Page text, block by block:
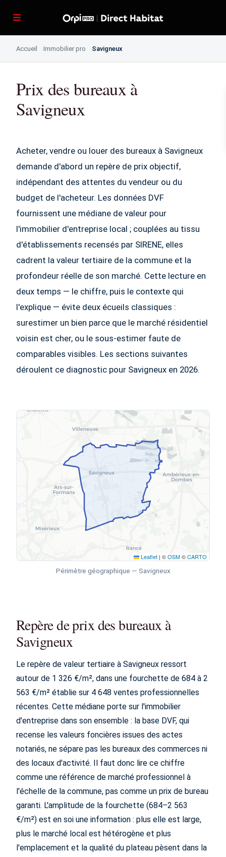
Accueil Immobilier pro Savigneux
Prix des bureaux à
Savigneux
Acheter, vendre ou louer des bureaux à Savigneux
demande d'abord un repère de prix objectif,
indépendant des attentes du vendeur ou du
budget de l'acheteur. Les données DVF
fournissent une médiane de valeur pour
l'immobilier d'entreprise local ; couplées au tissu
d'établissements recensés par SIRENE, elles
cadrent la valeur tertiaire de la commune et la
profondeur réelle de son marché. Cette lecture en
deux temps — le chiffre, puis le contexte qui
l'explique — évite deux écueils classiques :
surestimer un bien parce que le marché résidentiel
voisin est cher, ou le sous-estimer faute de
comparables visibles. Les sections suivantes
déroulent ce diagnostic pour Savigneux en 2026.
Leaflet | ©OSM©CARTO
Périmètre géographique — Savigneux
Repère de prix des bureaux à
Savigneux
Le repère de valeur tertiaire à Savigneux ressort
autour de 1 326 €/m², dans une fourchette de 684 à 2
563 €/m² établie sur 4 648 ventes professionnelles
récentes. Cette médiane porte sur l'immobilier
d'entreprise dans son ensemble : la base DVF, qui
recense les valeurs foncières issues des actes
notariés, ne sépare pas les bureaux des commerces ni
des locaux d'activité. Il faut donc lire ce chiffre
comme une référence de marché professionnel à
l'échelle de la commune, pas comme un prix de bureau
garanti. L'amplitude de la fourchette (684–2 563
€/m²) est en soi une information : plus elle est large,
plus le marché local est hétérogène et plus
l'emplacement et la qualité du plateau pèsent dans la